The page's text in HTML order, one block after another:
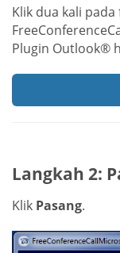
Klik dua kali pada
Plugin Outlook®
Langkah 2:
Klik Pasang.